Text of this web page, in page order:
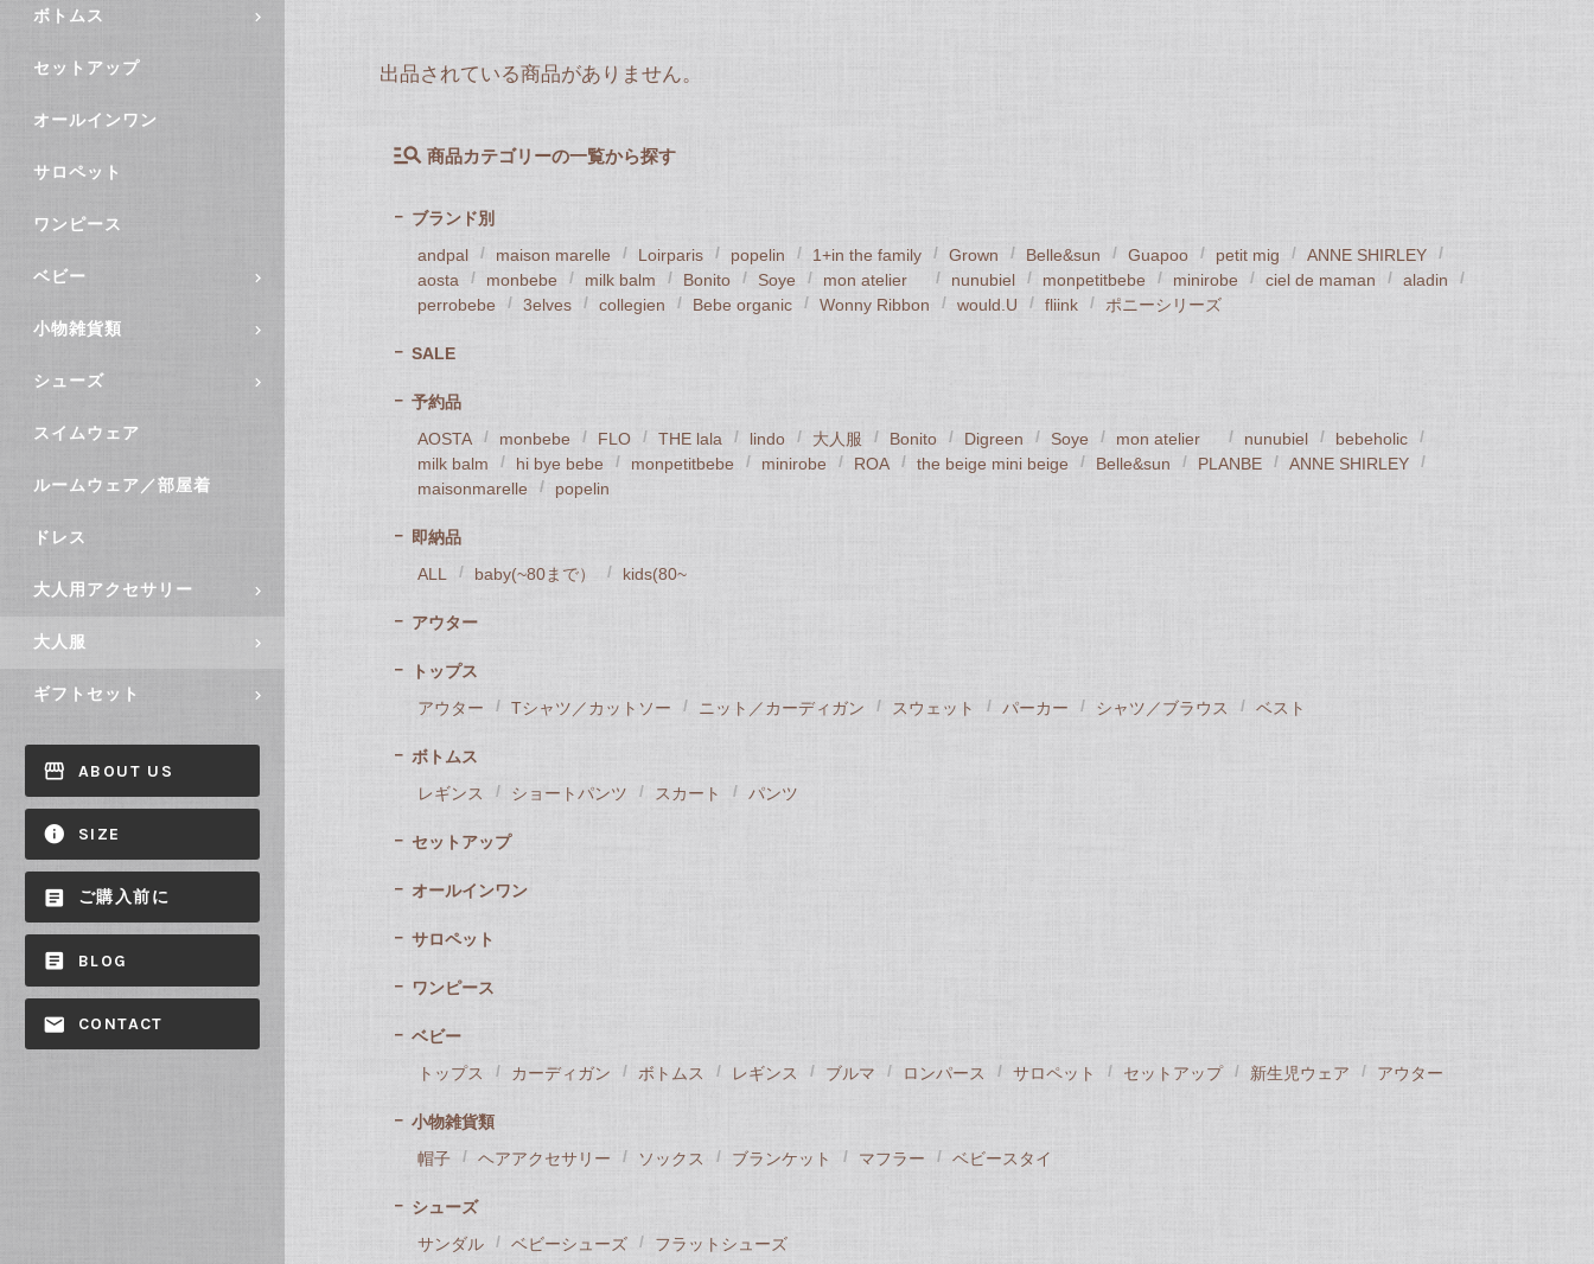
ボトムス
セットアップ
オールインワン
サロペット
ワンピース
ベビー
小物雑貨類
シューズ
スイムウェア
ルームウェア／部屋着
ドレス
大人用アクセサリー
大人服
ギフトセット
ABOUT US
SIZE
ご購入前に
BLOG
CONTACT
出品されている商品がありません。
商品カテゴリーの一覧から探す
ブランド別
andpal
maison marelle Loirparis popelin 1+in the family Grown Belle&sun Guapoo petit mig
ANNE SHIRLEY
aosta
monbebe milk balm Bonito Soye mon atelier nunubiel monpetitbebe minirobe ciel de maman
aladin
perrobebe
3elves collegien Bebe organic Wonny Ribbon would.U fliink ポニーシリーズ
SALE
予約品
AOSTA
monbebe FLO THE lala lindo 大人服 Bonito Digreen Soye mon atelier nunubiel
bebeholic
milk balm
hi bye bebe monpetitbebe minirobe ROA the beige mini beige Belle&sun PLANBE
ANNE SHIRLEY
maisonmarelle
popelin
即納品
ALL
baby(~80まで） kids(80~
アウター
トップス
アウター
Tシャツ／カットソー ニット／カーディガン スウェット パーカー シャツ／ブラウス ベスト
ボトムス
レギンス
ショートパンツ スカート パンツ
セットアップ
オールインワン
サロペット
ワンピース
ベビー
トップス
カーディガン ボトムス レギンス ブルマ ロンパース サロペット セットアップ 新生児ウェア アウター
小物雑貨類
帽子
ヘアアクセサリー ソックス ブランケット マフラー ベビースタイ
シューズ
サンダル
ベビーシューズ フラットシューズ